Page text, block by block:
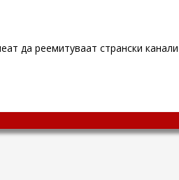
да реемитуваат странски